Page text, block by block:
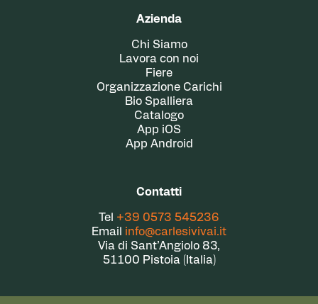
Azienda
Chi Siamo
Lavora con noi
Fiere
Organizzazione Carichi
Bio Spalliera
Catalogo
App iOS
App Android
Contatti
Tel +39 0573 545236
Email info@carlesivivai.it
Via di Sant’Angiolo 83,
51100 Pistoia (Italia)